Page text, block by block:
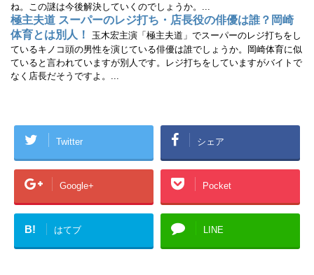
ね。この謎は今後解決していくのでしょうか。...
極主夫道 スーパーのレジ打ち・店長役の俳優は誰？岡崎
体育とは別人！
玉木宏主演「極主夫道」でスーパーのレジ打ちをし
ているキノコ頭の男性を演じている俳優は誰でしょうか。岡崎体育に似
ていると言われていますが別人です。レジ打ちをしていますがバイトで
なく店長だそうですよ。...
Twitter シェア
Google+ Pocket
B! はてブ LINE